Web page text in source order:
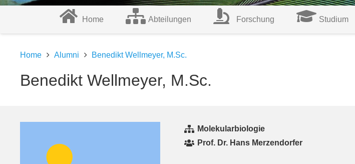
Home Abteilungen Forschung Studium
Home Alumni Benedikt Wellmeyer, M.Sc.
Benedikt Wellmeyer, M.Sc.
Molekularbiologie
Prof. Dr. Hans Merzendorfer